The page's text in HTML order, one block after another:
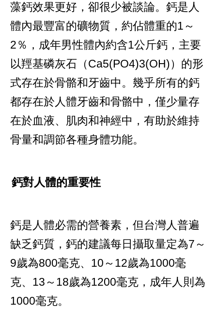
藻鈣效果更好，卻很少被談論。鈣是人
體內最豐富的礦物質，約佔體重的1～
2％，成年男性體內約含1公斤鈣，主要
以羥基磷灰石（Ca5(PO4)3(OH)）的形
式存在於骨骼和牙齒中。幾乎所有的鈣
都存在於人體牙齒和骨骼中，僅少量存
在於血液、肌肉和神經中，有助於維持
骨量和調節各種身體功能。
鈣對人體的重要性
鈣是人體必需的營養素，但台灣人普遍
缺乏鈣質，鈣的建議每日攝取量定為7～
9歲為800毫克、10～12歲為1000毫
克、13～18歲為1200毫克，成年人則為
1000毫克。